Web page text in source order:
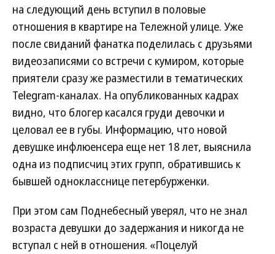
на следующий день вступил в половые
отношения в квартире на Тележной улице. Уже
после свиданий фанатка поделилась с друзьями
видеозаписями со встречи с кумиром, которые
приятели сразу же разместили в тематических
Telegram-каналах. На опубликованных кадрах
видно, что блогер касался груди девочки и
целовал ее в губы. Информацию, что новой
девушке инфлюенсера еще нет 18 лет, выяснила
одна из подписчиц этих групп, обратившись к
бывшей однокласснице петербурженки.
При этом сам Поднебесный уверял, что не знал
возраста девушки до задержания и никогда не
вступал с ней в отношения. «Поцелуй